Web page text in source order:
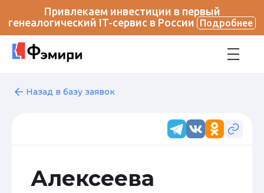
Привлекаем инвестиции в первый
генеалогический IT-сервис в России
Подробнее
Назад в базу заявок
Алексеева